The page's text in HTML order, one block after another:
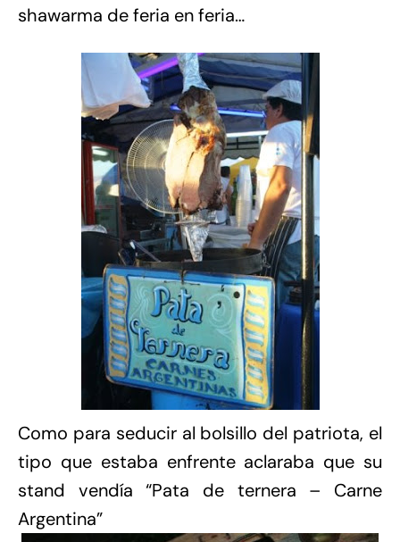
shawarma de feria en feria…
Como para seducir al bolsillo del patriota, el
tipo que estaba enfrente aclaraba que su
stand vendía “Pata de ternera – Carne
Argentina”